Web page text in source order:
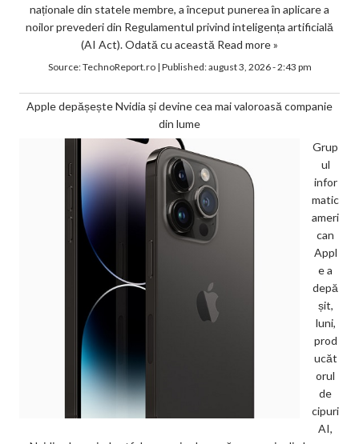
naționale din statele membre, a început punerea în aplicare a
noilor prevederi din Regulamentul privind inteligența artificială
(AI Act). Odată cu această Read more »
Source:TechnoReport.ro| Published:august 3, 2026 - 2:43 pm
Apple depășește Nvidia și devine cea mai valoroasă companie
din lume
Grup
ul
infor
matic
ameri
can
Appl
e a
depă
șit,
luni,
prod
ucăt
orul
de
cipuri
AI,